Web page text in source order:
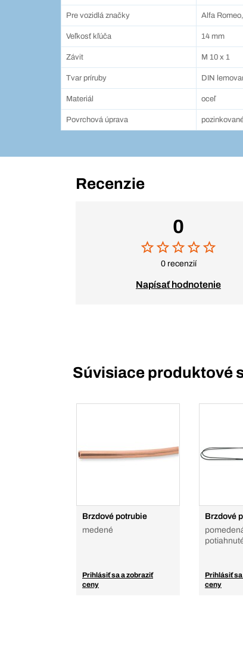
Pre vozidlá značky Alfa
Veľkosť kľúča 14 mm
Závit M 10 x 1
Tvar príruby DIN
Materiál oceľ
Povrchová úprava
Recenzie
0
0 recenzií
Napísať hodnotenie
Súvisiace produktové
Brzdové potrubie
medené
Prihlásiť sa a zobraziť
ceny
Brzdové
Prihlásiť
ceny